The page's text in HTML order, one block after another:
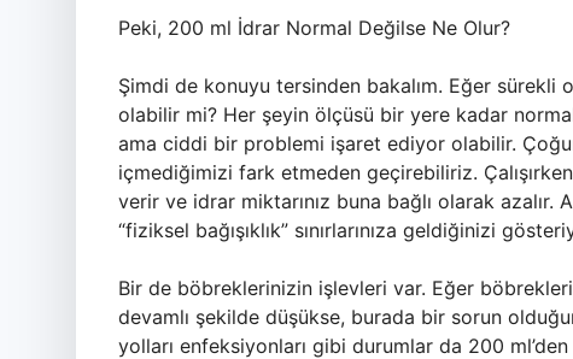
Peki, 200 ml İdrar Normal Değilse Ne Olur?
Şimdi de konuyu tersinden bakalım. Eğer sürekli
olabilir mi? Her şeyin ölçüsü bir yere kadar
ama ciddi bir problemi işaret ediyor olabilir.
içmediğimizi fark etmeden geçirebiliriz.
verir ve idrar miktarınız buna bağlı olarak
“fiziksel bağışıklık” sınırlarınıza geldiğinizi
Bir de böbreklerinizin işlevleri var. Eğer
devamlı şekilde düşükse, burada bir sorun
yolları enfeksiyonları gibi durumlar da 200